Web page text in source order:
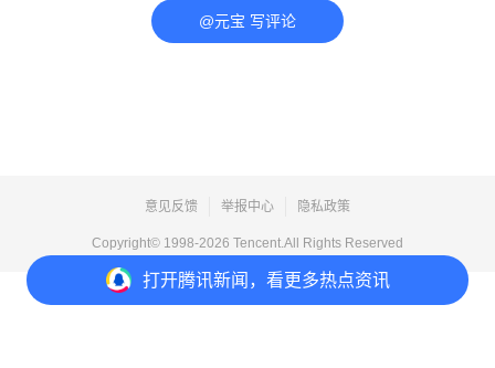
打开腾讯新闻，看更多热点资讯
@元宝 写评论
意见反馈 举报中心 隐私政策
Copyright© 1998-2026 Tencent.All Rights Reserved